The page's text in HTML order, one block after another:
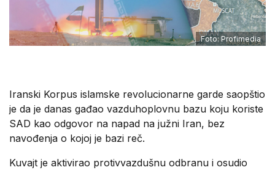
Foto: Profimedia
Iranski Korpus islamske revolucionarne garde saopštio
je da je danas gađao vazduhoplovnu bazu koju koriste
SAD kao odgovor na napad na južni Iran, bez
navođenja o kojoj je bazi reč.
Kuvajt je aktivirao protivvazdušnu odbranu i osudio